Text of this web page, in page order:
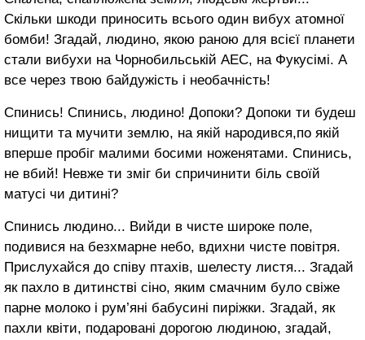
Скільки шкоди приносить всього один вибух атомної
бомби! Згадай, людино, якою раною для всієї планети
стали вибухи на Чорнобильській АЕС, на Фукусімі. А
все через твою байдужість і необачність!
Спинись! Спинись, людино! Допоки? Допоки ти будеш
нищити та мучити землю, на якій народився,по якій
вперше пробіг малими босими ноженятами. Спинись,
не вбий! Невже ти зміг би спричинити біль своїй
матусі чи дитині?
Спинись людино... Вийди в чисте широке поле,
подивися на безхмарне небо, вдихни чисте повітря.
Прислухайся до співу птахів, шелесту листя... Згадай
як пахло в дитинстві сіно, яким смачним було свіже
парне молоко і рум’яні бабусині пиріжки. Згадай, як
пахли квіти, подаровані дорогою людиною, згадай,